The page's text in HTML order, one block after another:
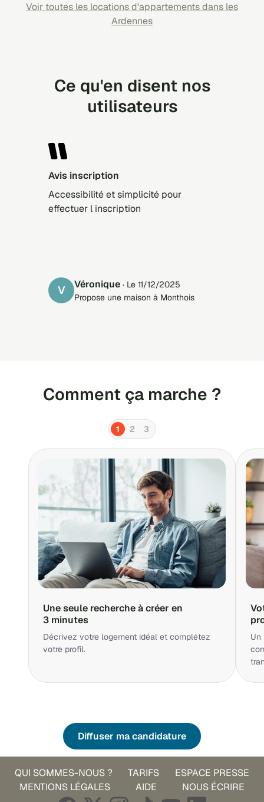
Voir toutes les locations d'appartements dans les
Ardennes
Ce qu'en disent nos
utilisateurs
Avis inscription
Accessibilité et simplicité pour
effectuer l inscription
V Véronique · Le 11/12/2025
Propose une maison à Monthois
Comment ça marche ?
1 2 3
Une seule recherche à créer en
3 minutes
Décrivez votre logement idéal et complétez
votre profil.
Un
Diffuser ma candidature
QUI SOMMES-NOUS ? TARIFS
ESPACE PRESSE
MENTIONS LÉGALES
AIDE NOUS ÉCRIRE